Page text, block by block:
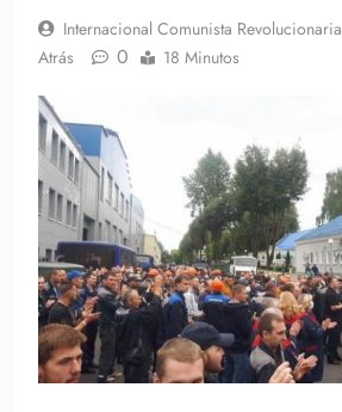
Internacional Comunista Revolucionaria
Atrás
0 18 Minutos